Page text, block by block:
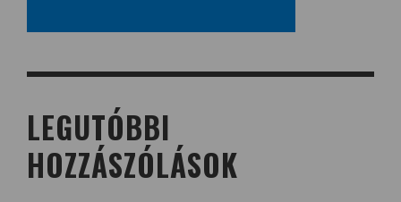
LEGUTÓBBI
HOZZÁSZÓLÁSOK